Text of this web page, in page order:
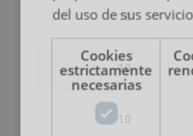
10
10
10
del uso de sus
Cookies
estrictamente
necesarias